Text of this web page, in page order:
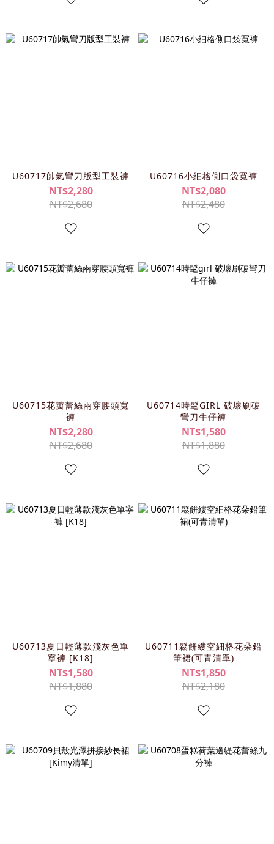
U60717帥氣彎刀版型工裝褲
NT$2,280
NT$2,680
U60716小細格側口袋寬褲
NT$2,080
NT$2,480
U60715花瓣蕾絲兩穿腰頭寬
褲
NT$2,280
NT$2,680
U60714時髦GIRL 破壞刷破
彎刀牛仔褲
NT$1,580
NT$1,880
U60713夏日輕薄款淺灰色單
寧褲 [K18]
NT$1,580
NT$1,880
U60711鬆餅縷空細格花朵鉛
筆裙(可青清單)
NT$1,850
NT$2,180